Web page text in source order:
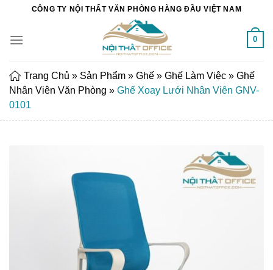
Chuyển
nội
CÔNG TY NỘI THẤT VĂN PHÒNG HÀNG ĐẦU VIỆT NAM
0
Trang Chủ » Sản Phẩm » Ghế » Ghế Làm Việc » Ghế
Nhân Viên Văn Phòng » Ghế Xoay Lưới Nhân Viên GNV-
0101